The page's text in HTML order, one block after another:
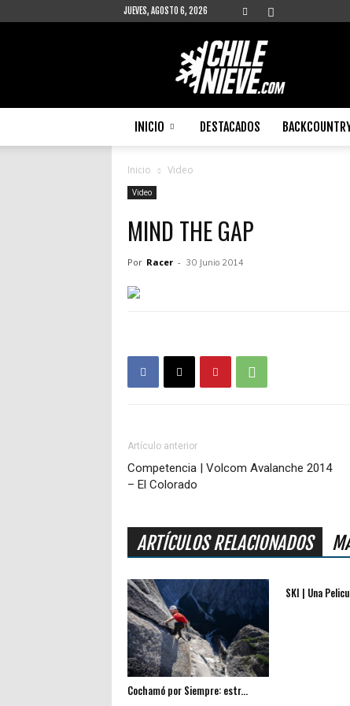
JUEVES, AGOSTO 6, 2026
Chilenieve
INICIO DESTACADOS
Inicio Video
Video
MIND THE GAP
Por Racer - 30 Junio 2014
Artículo anterior
Competencia | Volcom Avalanche 2014
– El Colorado
ARTÍCULOS RELACIONADOS
Cochamó por Siempre: estr...
SKI | Una